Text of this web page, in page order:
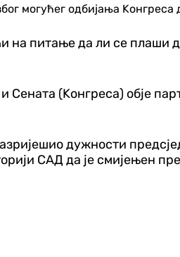
могућег одбијања
на питање да ли се
(Kонгреса) обје
дужности
САД да је смијењен